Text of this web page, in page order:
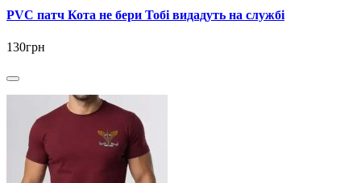
PVC патч Кота не бери Тобі видадуть на службі
130грн